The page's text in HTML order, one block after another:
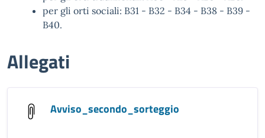
per gli orti sociali: B31 - B32 - B34 - B38 - B39 -
B40.
Allegati
Avviso_secondo_sorteggio